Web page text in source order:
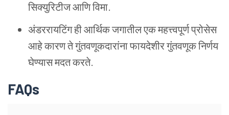
सिक्युरिटीजआणिविमा.
अंडररायटिंगहीआर्थिकजगातीलएकमहत्त्वपूर्णप्रोसेस
आहेकारणतेगुंतवणूकदारांनाफायदेशीरगुंतवणूकनिर्णय
घेण्यासमदतकरते.
FAQs